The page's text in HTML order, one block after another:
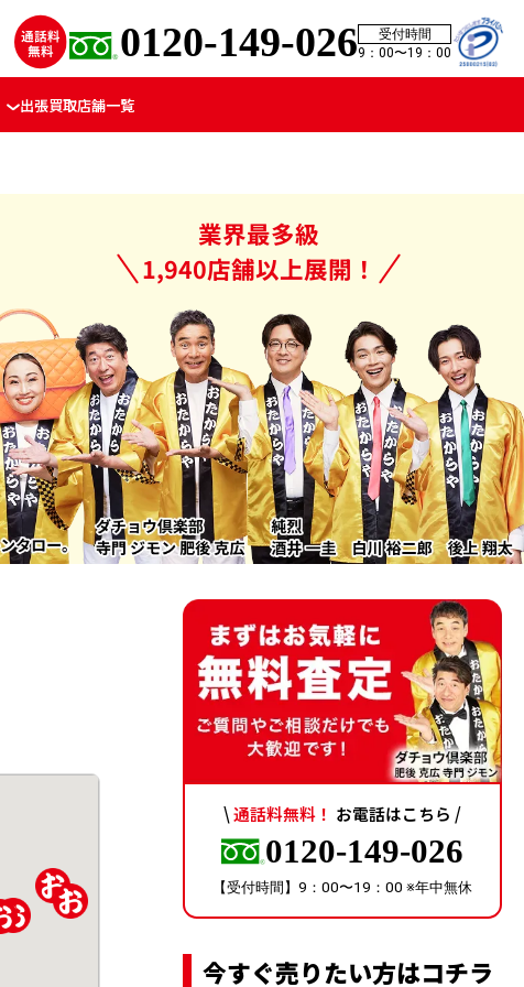
0120-149-026
受付時間
9：00〜19：00
出張買取店舗一覧
業界最多級
1,940店舗以上展開！
\通話料無料！ お電話はこちら /
0120-149-026
【受付時間】9：00〜19：00 ※年中無休
今すぐ売りたい方はコチラ